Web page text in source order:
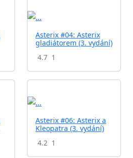
Asterix #04: Asterix
gladiátorem (3. vydání)
4.7 1
Asterix #06: Asterix a
Kleopatra (3. vydání)
4.2 1